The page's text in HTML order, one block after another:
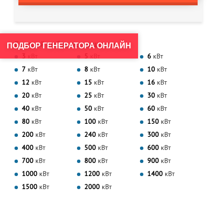
Быстрый выбор по мощности
3 5 6 кВт
7 кВт 8 кВт 10 кВт
12 кВт 15 кВт 16 кВт
20 кВт 25 кВт 30 кВт
40 кВт 50 кВт 60 кВт
80 кВт 100 кВт 150 кВт
200 кВт 240 кВт 300 кВт
400 кВт 500 кВт 600 кВт
700 кВт 800 кВт 900 кВт
1000 кВт 1200 кВт 1400 кВт
1500 кВт 2000 кВт
ПОДБОР ГЕНЕРАТОРА ОНЛАЙН